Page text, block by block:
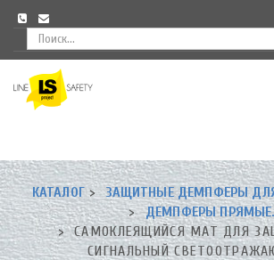
to
homepage
КАТАЛОГ
ЗАЩИТНЫЕ ДЕМПФЕРЫ
ДЕМПФЕРЫ
САМОКЛЕЯЩИЙСЯ МАТ ДЛЯ
СИГНАЛЬНЫЙ